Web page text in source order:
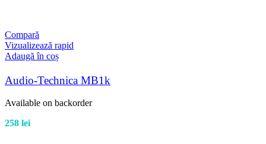
Compară
Vizualizează rapid
Adaugă în coș
Audio-Technica MB1k
Available on backorder
258 lei